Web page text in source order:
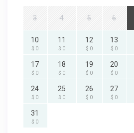
3 4 5 6
10
$ 0
11
$ 0
12
$ 0
13
$ 0
17
$ 0
18
$ 0
19
$ 0
20
$ 0
24
$ 0
25
$ 0
26
$ 0
27
$ 0
31
$ 0